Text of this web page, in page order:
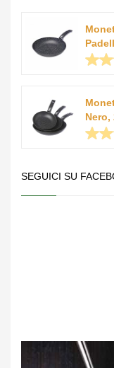
Nero,
SEGUICI SU